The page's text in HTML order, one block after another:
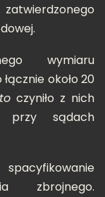
wymiaru
około 20
czyniło z nich
przy sądach
zbrojnego.